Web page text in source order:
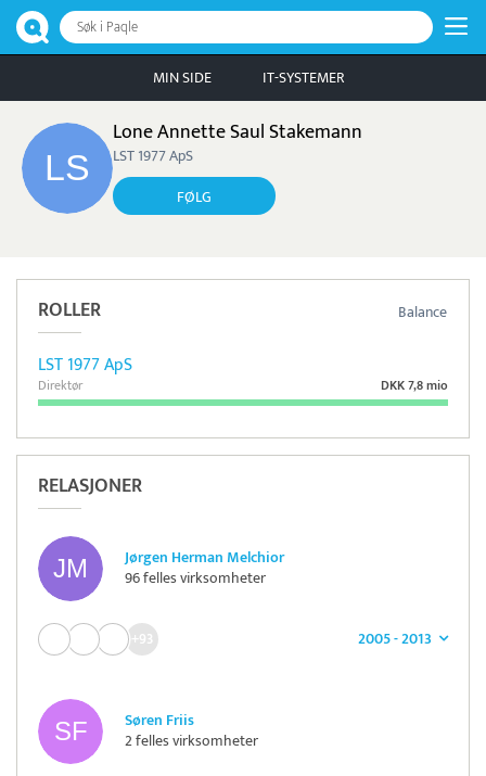
Søk i Paqle
MIN SIDE IT-SYSTEMER
Lone Annette Saul Stakemann
LST 1977 ApS
FØLG
Balance
ROLLER
LST 1977 ApS
DKK 7,8 mio
Direktør
RELASJONER
Jørgen Herman Melchior
96 felles virksomheter
2005 - 2013
+93
Søren Friis
2 felles virksomheter